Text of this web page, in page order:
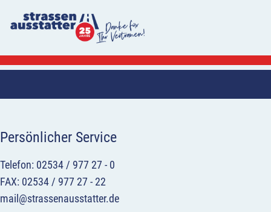
Persönlicher Service
Telefon: 02534 / 977 27 - 0
FAX: 02534 / 977 27 - 22
mail@strassenausstatter.de